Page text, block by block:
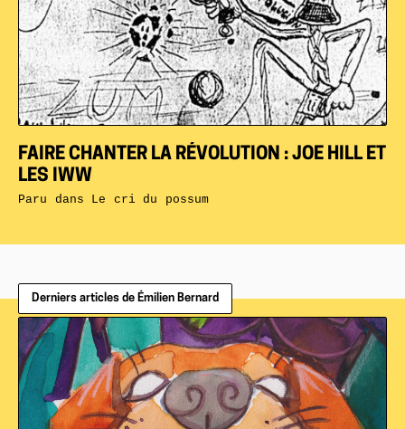
FAIRE CHANTER LA RÉVOLUTION : JOE HILL ET
LES IWW
Paru dans Le cri du possum
Derniers articles de Émilien Bernard